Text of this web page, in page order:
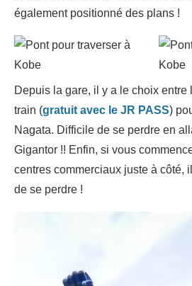
également positionné des plans !
Depuis la gare, il y a le choix entre
train (gratuit avec le JR PASS)
Nagata. Difficile de se perdre en
Gigantor !! Enfin, si vous
centres commerciaux juste à côté,
de se perdre !